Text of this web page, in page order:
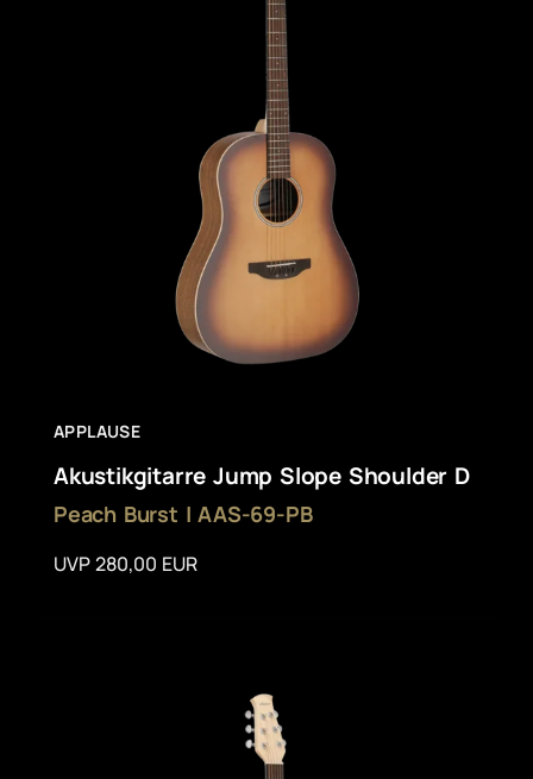
APPLAUSE
Akustikgitarre Jump Slope Shoulder D
Peach Burst | AAS-69-PB
UVP 280,00 EUR